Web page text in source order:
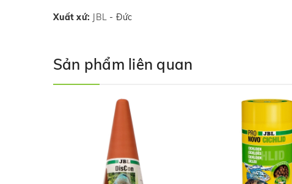
Xuất xứ: JBL - Đức
Sản phẩm liên quan